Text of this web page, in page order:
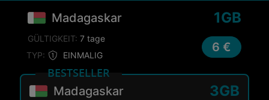
Madagaskar
TYP: EINMALIG
1GB
GÜLTIGKEIT: 7 tage
6 €
Madagaskar 3GB
BESTSELLER